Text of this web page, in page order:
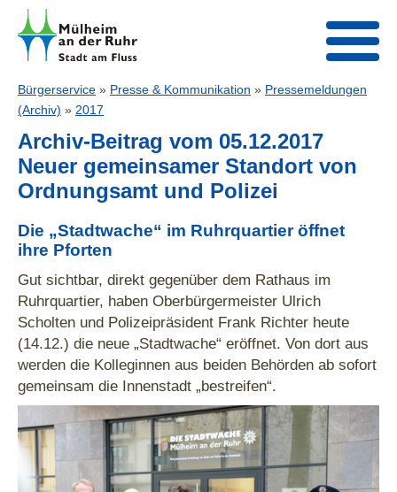
Bürgerservice » Presse & Kommunikation » Pressemeldungen
(Archiv) » 2017
Archiv-Beitrag vom 05.12.2017
Neuer gemeinsamer Standort von
Ordnungsamt und Polizei
Die „Stadtwache“ im Ruhrquartier öffnet
ihre Pforten
Gut sichtbar, direkt gegenüber dem Rathaus im
Ruhrquartier, haben Oberbürgermeister Ulrich
Scholten und Polizeipräsident Frank Richter heute
(14.12.) die neue „Stadtwache“ eröffnet. Von dort aus
werden die Kolleginnen aus beiden Behörden ab sofort
gemeinsam die Innenstadt „bestreifen“.